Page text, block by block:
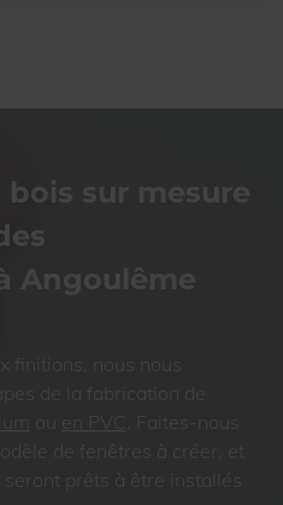
sur mesure
Angoulême
finitions, nous nous
de la fabrication de
de fenêtres à créer, et
prêts à être installés